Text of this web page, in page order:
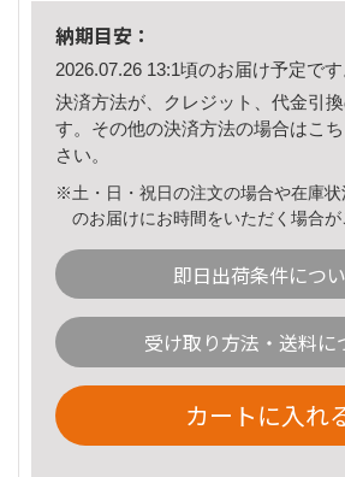
納期目安：
2026.07.26 13:1頃のお届け予定です
決済方法が、クレジット、代金引
す。その他の決済方法の場合はこ
さい。
※土・日・祝日の注文の場合や在庫状
のお届けにお時間をいただく場合が
即日出荷条件につ
受け取り方法・送料に
カートに入れ